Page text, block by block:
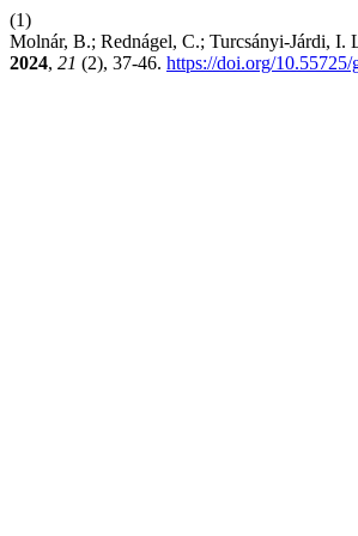
(1)
Molnár, B.; Rednágel, C.; Turcsányi-Járdi, I.
2024, 21 (2), 37-46. https://doi.org/